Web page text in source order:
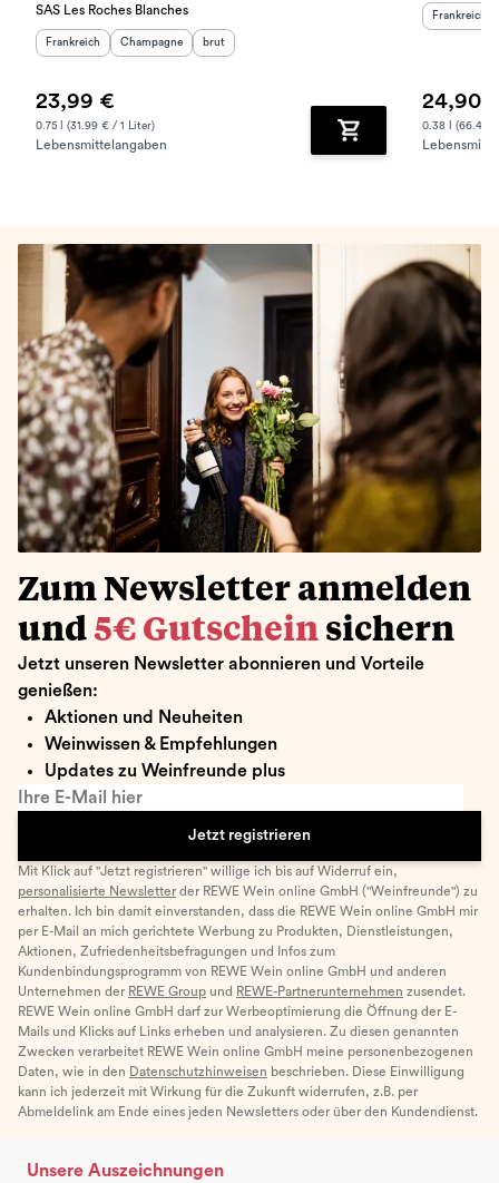
SAS Les Roches Blanches
Herkunftsland
Frankreich Herkunftsregion :
Champagne Geschmack
brut
23,99 €
0.75 l (31.99 € / 1 Liter)
Lebensmittelangaben Zum Warenkorb
Frankreich
24,90
0.38 l (66.40
Zum Newsletter anmelden
und 5€ Gutschein sichern
Jetzt unseren Newsletter abonnieren und Vorteile
genießen:
Aktionen und Neuheiten
Weinwissen & Empfehlungen
Updates zu Weinfreunde plus
Ihre E-Mail hier
Jetzt registrieren
Mit Klick auf "Jetzt registrieren" willige ich bis auf Widerruf ein,
personalisierte Newsletter der REWE Wein online GmbH ("Weinfreunde") zu
erhalten. Ich bin damit einverstanden, dass die REWE Wein online GmbH mir
per E-Mail an mich gerichtete Werbung zu Produkten, Dienstleistungen,
Aktionen, Zufriedenheitsbefragungen und Infos zum
Kundenbindungsprogramm von REWE Wein online GmbH und anderen
Unternehmen der REWE Group und REWE-Partnerunternehmen zusendet.
REWE Wein online GmbH darf zur Werbeoptimierung die Öffnung der E-
Mails und Klicks auf Links erheben und analysieren. Zu diesen genannten
Zwecken verarbeitet REWE Wein online GmbH meine personenbezogenen
Daten, wie in den Datenschutzhinweisen beschrieben. Diese Einwilligung
kann ich jederzeit mit Wirkung für die Zukunft widerrufen, z.B. per
Abmeldelink am Ende eines jeden Newsletters oder über den Kundendienst.
Unsere Auszeichnungen